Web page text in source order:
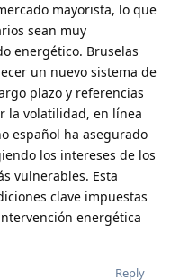
mayorista, lo que
sean muy
energético. Bruselas
un nuevo sistema de
plazo y referencias
la volatilidad, en línea
español ha asegurado
los intereses de los
vulnerables. Esta
clave impuestas
energética
Reply